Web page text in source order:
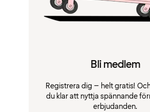
Bli medlem
Registrera dig – helt gratis!
du klar att nyttja spännande
erbjudanden.